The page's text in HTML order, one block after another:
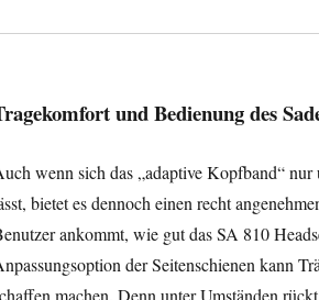
und Bedienung des
wenn sich das „adaptive Kopfband“
bietet es dennoch einen recht
ankommt, wie gut das SA 810
der Seitenschienen kann